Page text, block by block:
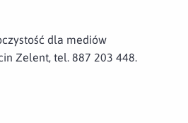
dla mediów
Zelent, tel. 887 203 448.